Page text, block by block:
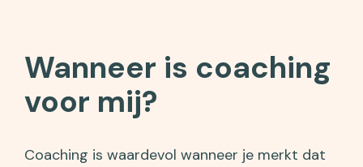
Wanneer is coaching
voor mij?
Coaching is waardevol wanneer je merkt dat